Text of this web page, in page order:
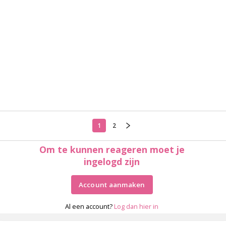
1 2
Om te kunnen reageren moet je
ingelogd zijn
Account aanmaken
Al een account? Log dan hier in